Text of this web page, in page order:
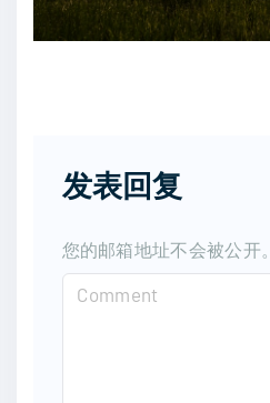
发表回复
您的邮箱地址不会被公开。